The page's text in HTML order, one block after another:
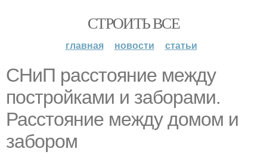
СТРОИТЬ ВСЕ
главная новости статьи
СНиП расстояние между
постройками и заборами.
Расстояние между домом и
забором